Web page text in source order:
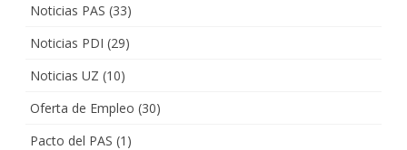
Noticias PAS (33)
Noticias PDI (29)
Noticias UZ (10)
Oferta de Empleo (30)
Pacto del PAS (1)